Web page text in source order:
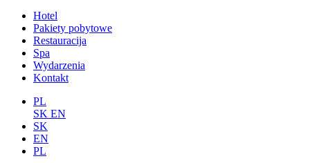
Hotel
Pakiety pobytowe
Restauracija
Spa
Wydarzenia
Kontakt
PL
SK EN
SK
EN
PL